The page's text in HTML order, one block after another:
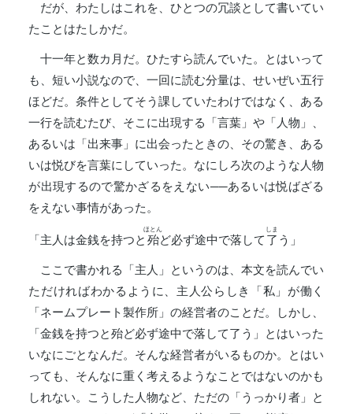
だが、わたしはこれを、ひとつの冗談として書いてい
たことはたしかだ。
十一年と数カ月だ。ひたすら読んでいた。とはいって
も、短い小説なので、一回に読む分量は、せいぜい五行
ほどだ。条件としてそう課していたわけではなく、ある
一行を読むたび、そこに出現する「言葉」や「人物」、
あるいは「出来事」に出会ったときの、その驚き、ある
いは悦びを言葉にしていった。なにしろ次のような人物
が出現するので驚かざるをえない──あるいは悦ばざる
をえない事情があった。
「主人は金銭を持つと 殆
ほとん
ど必ず途中で落して 了
しま
う」
ここで書かれる「主人」というのは、本文を読んでい
ただければわかるように、主人公らしき「私」が働く
「ネームプレート製作所」の経営者のことだ。しかし、
「金銭を持つと殆ど必ず途中で落して了う」とはいった
いなにごとなんだ。そんな経営者がいるものか。とはい
っても、そんなに重く考えるようなことではないのかも
しれない。こうした人物など、ただの「うっかり者」と